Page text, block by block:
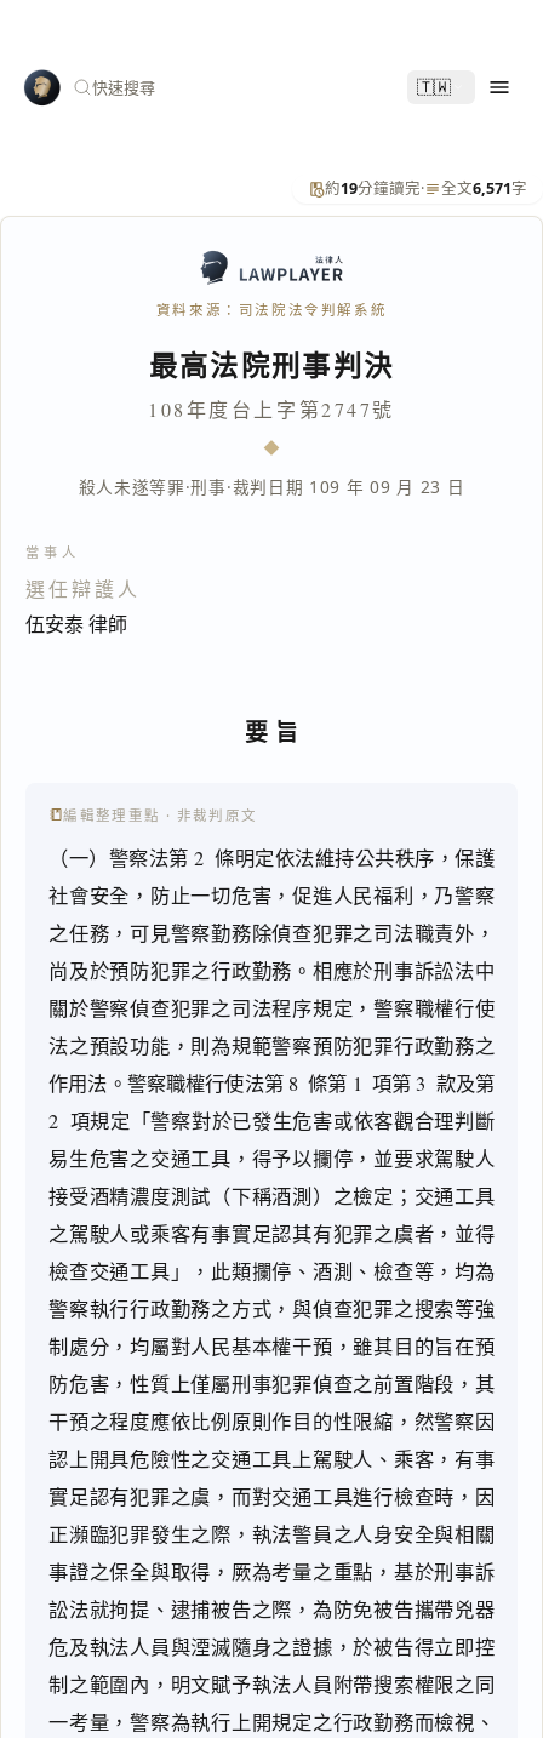
快速搜尋 🇹🇼
約19分鐘讀完· 全文6,571字
資料來源：司法院法令判解系統
最高法院刑事判決
108年度台上字第2747號
殺人未遂等罪·刑事·裁判日期 109 年 09 月 23 日
選任辯護人
伍安泰 律師
要旨
編輯整理重點 · 非裁判原文
（一）警察法第 2  條明定依法維持公共秩序，保護
社會安全，防止一切危害，促進人民福利，乃警察
之任務，可見警察勤務除偵查犯罪之司法職責外，
尚及於預防犯罪之行政勤務。相應於刑事訴訟法中
關於警察偵查犯罪之司法程序規定，警察職權行使
法之預設功能，則為規範警察預防犯罪行政勤務之
作用法。警察職權行使法第 8  條第 1  項第 3  款及第
2  項規定「警察對於已發生危害或依客觀合理判斷
易生危害之交通工具，得予以攔停，並要求駕駛人
接受酒精濃度測試（下稱酒測）之檢定；交通工具
之駕駛人或乘客有事實足認其有犯罪之虞者，並得
檢查交通工具」，此類攔停、酒測、檢查等，均為
警察執行行政勤務之方式，與偵查犯罪之搜索等強
制處分，均屬對人民基本權干預，雖其目的旨在預
防危害，性質上僅屬刑事犯罪偵查之前置階段，其
干預之程度應依比例原則作目的性限縮，然警察因
認上開具危險性之交通工具上駕駛人、乘客，有事
實足認有犯罪之虞，而對交通工具進行檢查時，因
正瀕臨犯罪發生之際，執法警員之人身安全與相關
事證之保全與取得，厥為考量之重點，基於刑事訴
訟法就拘提、逮捕被告之際，為防免被告攜帶兇器
危及執法人員與湮滅隨身之證據，於被告得立即控
制之範圍內，明文賦予執法人員附帶搜索權限之同
一考量，警察為執行上開規定之行政勤務而檢視、